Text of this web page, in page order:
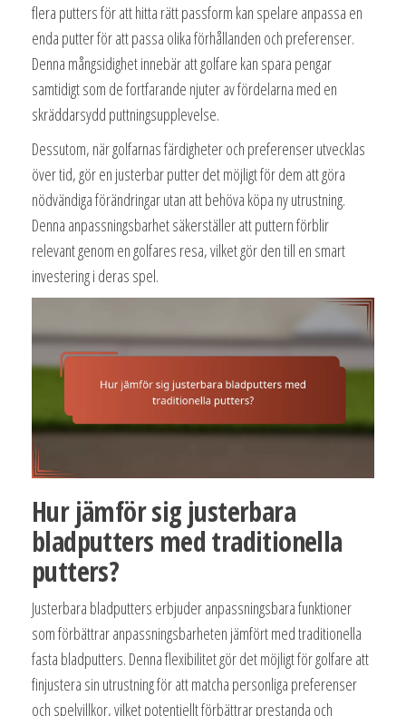
flera putters för att hitta rätt passform kan spelare anpassa en
enda putter för att passa olika förhållanden och preferenser.
Denna mångsidighet innebär att golfare kan spara pengar
samtidigt som de fortfarande njuter av fördelarna med en
skräddarsydd puttningsupplevelse.
Dessutom, när golfarnas färdigheter och preferenser utvecklas
över tid, gör en justerbar putter det möjligt för dem att göra
nödvändiga förändringar utan att behöva köpa ny utrustning.
Denna anpassningsbarhet säkerställer att puttern förblir
relevant genom en golfares resa, vilket gör den till en smart
investering i deras spel.
Hur jämför sig justerbara
bladputters med traditionella
putters?
Justerbara bladputters erbjuder anpassningsbara funktioner
som förbättrar anpassningsbarheten jämfört med traditionella
fasta bladputters. Denna flexibilitet gör det möjligt för golfare att
finjustera sin utrustning för att matcha personliga preferenser
och spelvillkor, vilket potentiellt förbättrar prestanda och